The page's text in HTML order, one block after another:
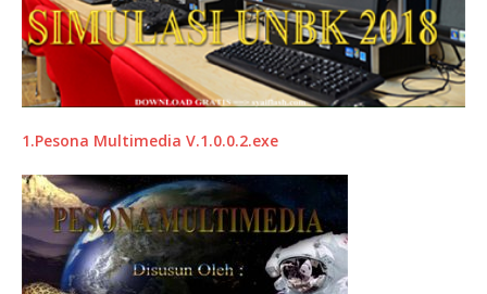
1.Pesona Multimedia V.1.0.0.2.exe